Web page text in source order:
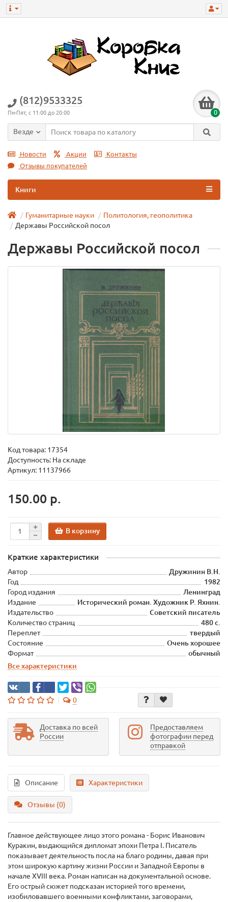
(812)9533325
Пн-Пят, с 11:00 до 20:00 0
Везде
Новости Акции
Контакты
Отзывы покупателей
Книги
Гуманитарные науки
Политология, геополитика
Державы Российской посол
Державы Российской посол
Код товара: 17354
Доступность: На складе
Артикул: 11137966
150.00 р.
В корзину
Краткие характеристики
Автор
Дружинин В.Н.
Год
1982
Город издания
Ленинград
Издание
Исторический роман. Художник Р. Яхнин.
Издательство
Советский писатель
Количество страниц
480 с.
Переплет
твердый
Состояние
Очень хорошее
Формат
обычный
Все характеристики
0
Доставка по всей
России
Предоставляем
фотографии перед
отправкой
Описание Характеристики
Отзывы (0)
Главное действующее лицо этого романа - Борис Иванович
Куракин, выдающийся дипломат эпохи Петра I. Писатель
показывает деятельность посла на благо родины, давая при
этом широкую картину жизни России и Западной Европы в
начале XVIII века. Роман написан на документальной основе.
Его острый сюжет подсказан историей того времени,
изобиловавшего военными конфликтами, заговорами,